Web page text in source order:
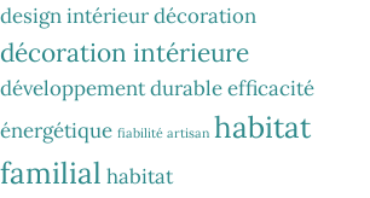
design intérieurdécoration
décoration intérieure
développement durableefficacité
énergétique fiabilité artisan habitat
familial habitat